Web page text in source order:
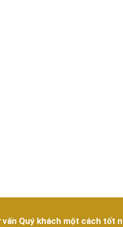
Quý khách một cách tốt